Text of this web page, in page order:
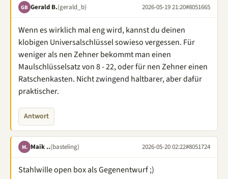
GB Gerald B.(gerald_b) 2026-05-19 21:20#8051665
Wenn es wirklich mal eng wird, kannst du deinen
klobigen Universalschlüssel sowieso vergessen. Für
weniger als nen Zehner bekommt man einen
Maulschlüsselsatz von 8 - 22, oder für nen Zehner einen
Ratschenkasten. Nicht zwingend haltbarer, aber dafür
praktischer.
Antwort
M. Maik ..(basteling) 2026-05-20 02:22#8051724
Stahlwille open box als Gegenentwurf ;)